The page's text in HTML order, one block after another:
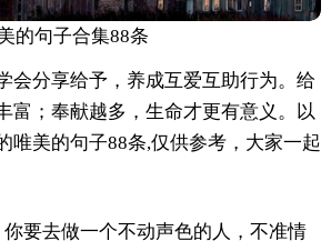
的句子合集88条
会分享给予，养成互爱互助行为。给
富；奉献越多，生命才更有意义。以
唯美的句子88条,仅供参考，大家一起
要去做一个不动声色的人，不准情